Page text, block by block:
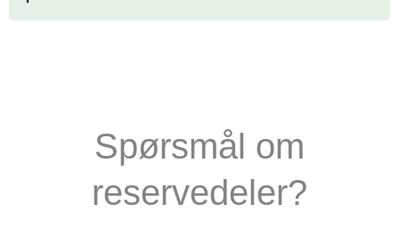
Spørsmål om
reservedeler?